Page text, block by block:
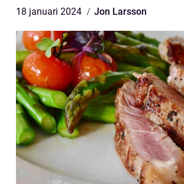
18 januari 2024 Jon Larsson